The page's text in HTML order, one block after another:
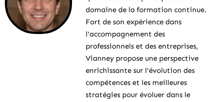
domaine de la formation continue.
Fort de son expérience dans
l'accompagnement des
professionnels et des entreprises,
Vianney propose une perspective
enrichissante sur l'évolution des
compétences et les meilleures
stratégies pour évoluer dans le